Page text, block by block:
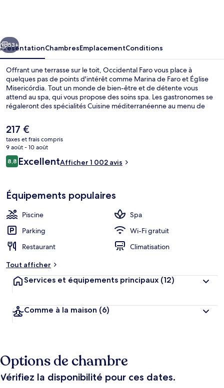
Suivant
53+
PrésentationChambresEmplacementConditions
Offrant une terrasse sur le toit, Occidental Faro vous place à
quelques pas de points d'intérêt comme Marina de Faro et Église
Misericórdia. Tout un monde de bien-être et de détente vous
attend au spa, qui vous propose des soins spa. Les gastronomes se
régaleront des spécialités Cuisine méditerranéenne au menu de
du déjeuner et du dîner. Au menu des petits plus offerts sur place,
on trouve une piscine extérieure, un bar / salon et une salle de
fitness. Sympa non ? Les autres voyageurs ne tarissent pas d'éloges
en ce qui concerne le personnel attentionné et le succulent
restaurant.
Le
prix
actuel
est
de
217 €
taxes et frais compris
9 août - 10 août
Avis
voyageurs
8,88,8 sur 10
ExcellentAfficher 1 002 avis
Équipements populaires
Piscine
Spa
Parking
Wi-Fi gratuit
Restaurant
Climatisation
Tout afficher
Services et équipements principaux (12)
Comme à la maison (6)
Options de chambre
Vérifiez la disponibilité pour ces dates.